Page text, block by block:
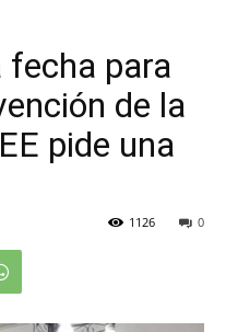
fecha para
de la
pide una
0
1126